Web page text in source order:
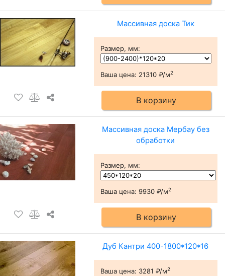
Массивная доска Тик
Размер, мм:
Ваша цена: 21310 ₽/м2
В корзину
Массивная доска Мербау без
обработки
Размер, мм:
Ваша цена: 9930 ₽/м2
В корзину
Дуб Кантри 400-1800*120*16
Ваша цена: 3281 ₽/м2